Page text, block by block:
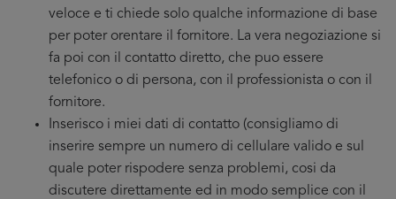
veloce e ti chiede solo qualche informazione di base
per poter orentare il fornitore. La vera negoziazione si
fa poi con il contatto diretto, che puo essere
telefonico o di persona, con il professionista o con il
fornitore.
Inserisco i miei dati di contatto (consigliamo di
inserire sempre un numero di cellulare valido e sul
quale poter rispodere senza problemi, cosi da
discutere direttamente ed in modo semplice con il